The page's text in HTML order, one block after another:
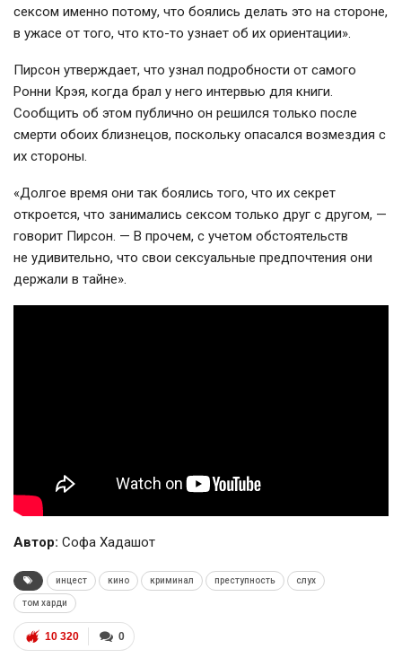
сексом именно потому, что боялись делать это на стороне,
в ужасе от того, что кто-то узнает об их ориентации».
Пирсон утверждает, что узнал подробности от самого
Ронни Крэя, когда брал у него интервью для книги.
Сообщить об этом публично он решился только после
смерти обоих близнецов, поскольку опасался возмездия с
их стороны.
«Долгое время они так боялись того, что их секрет
откроется, что занимались сексом только друг с другом, —
говорит Пирсон. — В прочем, с учетом обстоятельств
не удивительно, что свои сексуальные предпочтения они
держали в тайне».
Автор: Софа Хадашот
инцест кино криминал преступность слух
том харди
0
10 320